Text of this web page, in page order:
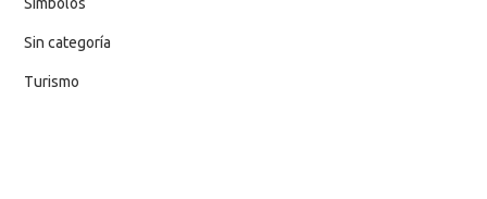
Simbolos
Sin categoría
Turismo